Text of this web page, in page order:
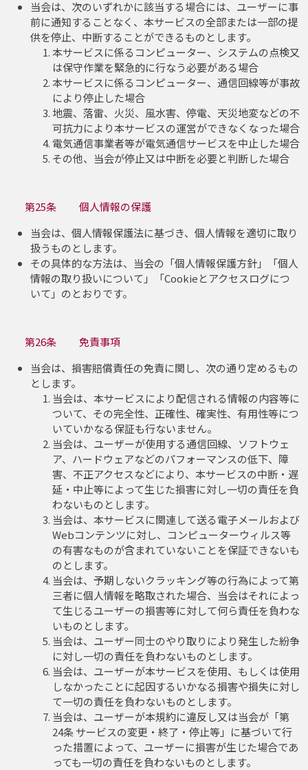
当会は、次のいずれかに該当する場合には、ユーザーに事
前に通知することなく、本サービスの全部または一部の提
供を停止、中断することができるものとします。
本サービスに係るコンピューター、システムの点検又
は保守作業を緊急的に行なう必要がある場合
本サービスに係るコンピューター、通信回線等が事故
により停止した場合
地震、落雷、火災、風水害、停電、天災地変などの不
可抗力により本サービスの運営ができなくなった場合
電気通信事業者等が電気通信サービスを中止した場合
その他、当会が停止又は中断を必要と判断した場合
第25条 個人情報の保護
当会は、個人情報保護法に基づき、個人情報を適切に取り
扱うものとします。
その具体的な方法は、当会の「個人情報保護方針」「個人
情報の取り扱いについて」「Cookieとアクセスログにつ
いて」のとおりです。
第26条 免責事項
当会は、損害賠償責任の免責に関し、次の通り定めるもの
とします。
当会は、本サービスにより配信される情報の内容等に
ついて、その完全性、正確性、確実性、有用性等につ
いていかなる保証も行ないません。
当会は、ユーザーが使用する通信回線、ソフトウェ
ア、ハードウェアなどのパフォーマンスの低下、障
害、不正アクセスなどにより、本サービスの中断・遅
延・中止等によって生じた損害に対し一切の責任を負
わないものとします。
当会は、本サービスに関連して送る電子メールおよび
Webコンテンツに対し、コンピューターウィルス等
の有害なものが含まれていないことを保証できないも
のとします。
当会は、予期しないクラッキング等の行為によって第
三者に個人情報を略取された場合、当会はそれによっ
て生じるユーザーの損害等に対して何ら責任を負わな
いものとします。
当会は、ユーザー同士のやり取りにより発生した紛争
に対し一切の責任を負わないものとします。
当会は、ユーザーが本サービスを使用、もしくは使用
しなかったことに起因するいかなる損害や損失に対し
て一切の責任を負わないものとします。
当会は、ユーザーが本規約に違反し又は当会が「第
24条 サービスの変更・終了・停止等」に基づいて行
った措置によって、ユーザーに損害が生じた場合であ
っても一切の責任を負わないものとします。